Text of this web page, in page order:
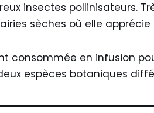
insectes pollinisateurs.
sèches où elle apprécie
consommée en infusion
espèces botaniques